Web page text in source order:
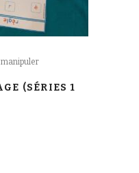
manipuler
(SÉRIES 1